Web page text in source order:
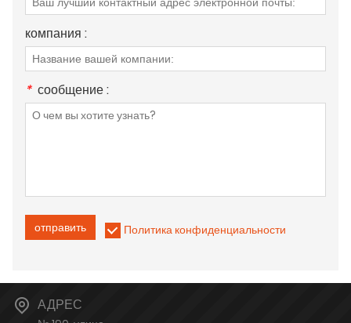
компания :
* сообщение :
отправить Политика конфиденциальности
АДРЕС